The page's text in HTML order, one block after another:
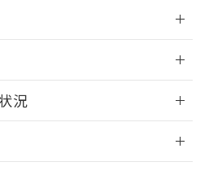
。
ン/会員登録
況
例
品への在庫切替を完了
特段のことがない限
より割愛しておりま